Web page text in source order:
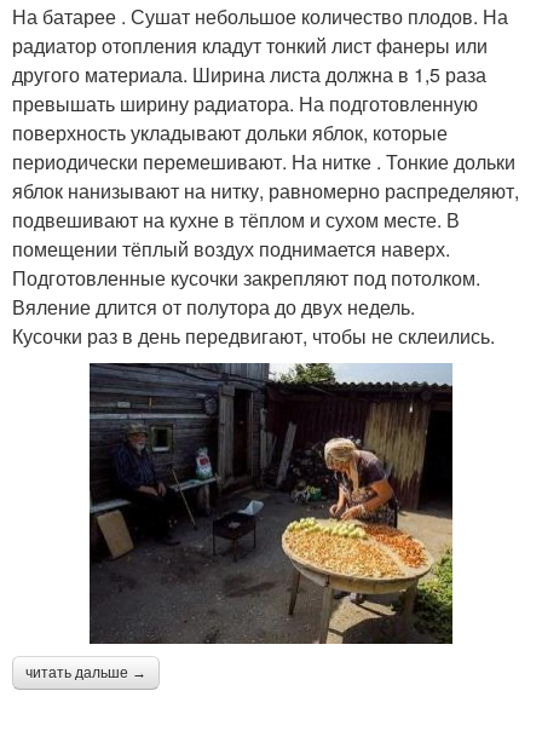
На батарее . Сушат небольшое количество плодов. На
радиатор отопления кладут тонкий лист фанеры или
другого материала. Ширина листа должна в 1,5 раза
превышать ширину радиатора. На подготовленную
поверхность укладывают дольки яблок, которые
периодически перемешивают. На нитке . Тонкие дольки
яблок нанизывают на нитку, равномерно распределяют,
подвешивают на кухне в тёплом и сухом месте. В
помещении тёплый воздух поднимается наверх.
Подготовленные кусочки закрепляют под потолком.
Вяление длится от полутора до двух недель.
Кусочки раз в день передвигают, чтобы не склеились.
читать дальше →